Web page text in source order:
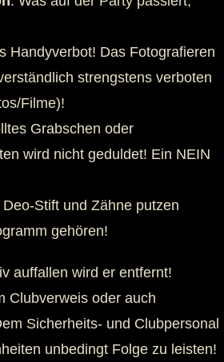
Handyverbot! Das Fotografieren
strengstens verboten
Filme)!
Grabschen oder
wird nicht geduldet! Ein NEIN
Stift und Zähne putzen
gehören!
auffallen wird er entfernt!
Clubverweis oder auch
Sicherheits- und Clubpersonal
unbedingt Folge zu leisten!